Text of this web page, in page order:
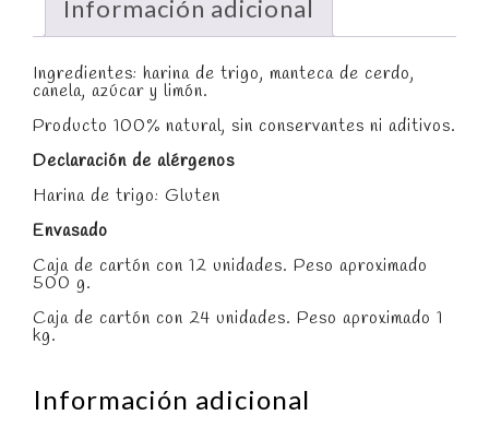
Información adicional
Ingredientes: harina de trigo, manteca de cerdo,
canela, azúcar y limón.
Producto 100% natural, sin conservantes ni aditivos.
Declaración de alérgenos
Harina de trigo: Gluten
Envasado
Caja de cartón con 12 unidades. Peso aproximado
500 g.
Caja de cartón con 24 unidades. Peso aproximado 1
kg.
Información adicional